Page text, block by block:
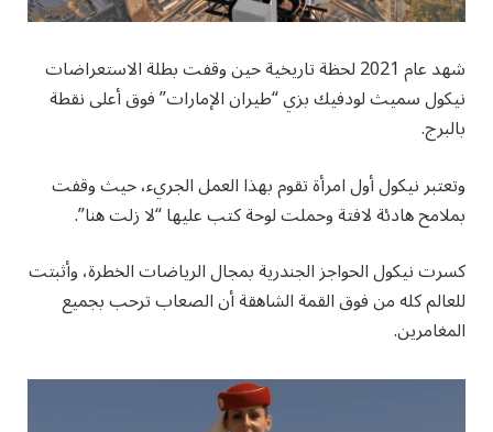
شهد عام 2021 لحظة تاريخية حين وقفت بطلة الاستعراضات
نيكول سميث لودفيك بزي “طيران الإمارات” فوق أعلى نقطة
بالبرج.
وتعتبر نيكول أول امرأة تقوم بهذا العمل الجريء، حيث وقفت
بملامح هادئة لافتة وحملت لوحة كتب عليها “لا زلت هنا”.
كسرت نيكول الحواجز الجندرية بمجال الرياضات الخطرة، وأثبتت
للعالم كله من فوق القمة الشاهقة أن الصعاب ترحب بجميع
المغامرين.